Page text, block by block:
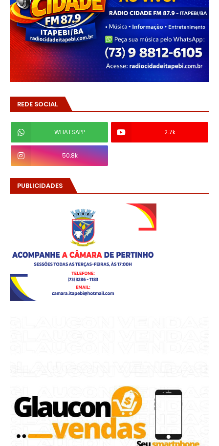
REDE SOCIAL
WHATSAPP 2.7k
50.8k
PUBLICIDADES